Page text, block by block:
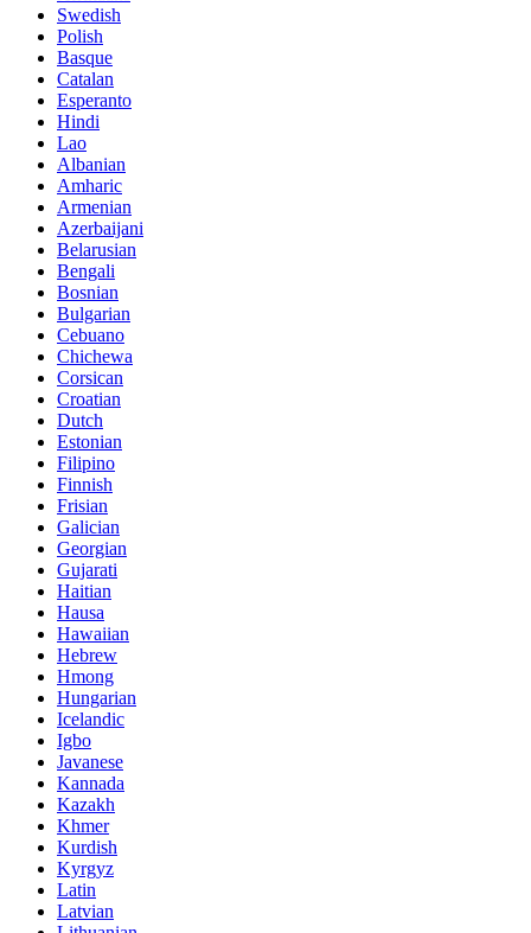
Swedish
Polish
Basque
Catalan
Esperanto
Hindi
Lao
Albanian
Amharic
Armenian
Azerbaijani
Belarusian
Bengali
Bosnian
Bulgarian
Cebuano
Chichewa
Corsican
Croatian
Dutch
Estonian
Filipino
Finnish
Frisian
Galician
Georgian
Gujarati
Haitian
Hausa
Hawaiian
Hebrew
Hmong
Hungarian
Icelandic
Igbo
Javanese
Kannada
Kazakh
Khmer
Kurdish
Kyrgyz
Latin
Latvian